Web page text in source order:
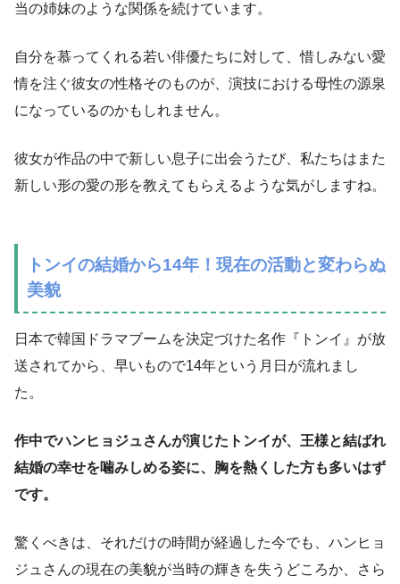
当の姉妹のような関係を続けています。
自分を慕ってくれる若い俳優たちに対して、惜しみない愛
情を注ぐ彼女の性格そのものが、演技における母性の源泉
になっているのかもしれません。
彼女が作品の中で新しい息子に出会うたび、私たちはまた
新しい形の愛の形を教えてもらえるような気がしますね。
トンイの結婚から14年！現在の活動と変わらぬ
美貌
日本で韓国ドラマブームを決定づけた名作『トンイ』が放
送されてから、早いもので14年という月日が流れまし
た。
作中でハンヒョジュさんが演じたトンイが、王様と結ばれ
結婚の幸せを噛みしめる姿に、胸を熱くした方も多いはず
です。
驚くべきは、それだけの時間が経過した今でも、ハンヒョ
ジュさんの現在の美貌が当時の輝きを失うどころか、さら